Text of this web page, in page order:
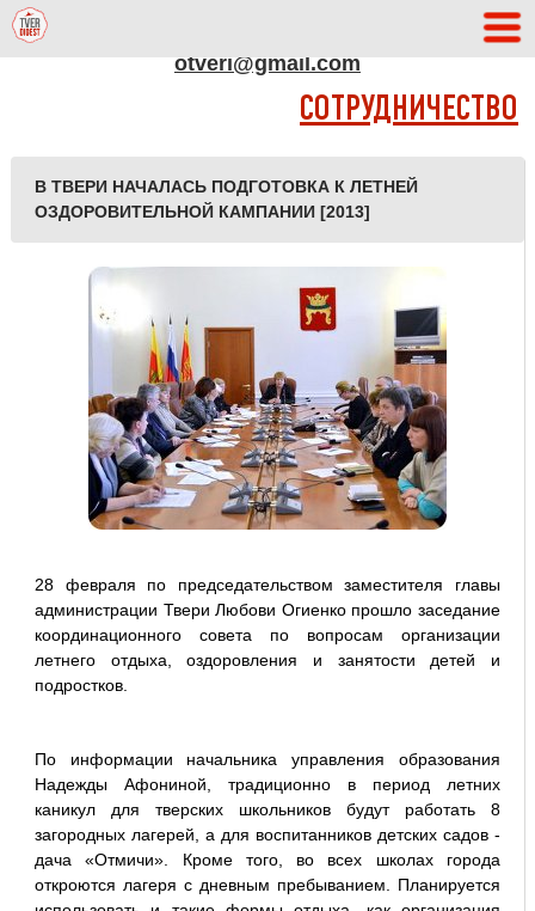
otveri@gmail.com
СОТРУДНИЧЕСТВО
В ТВЕРИ НАЧАЛАСЬ ПОДГОТОВКА К ЛЕТНЕЙ
ОЗДОРОВИТЕЛЬНОЙ КАМПАНИИ [2013]
28 февраля по председательством заместителя главы
администрации Твери Любови Огиенко прошло заседание
координационного совета по вопросам организации
летнего отдыха, оздоровления и занятости детей и
подростков.
По информации начальника управления образования
Надежды Афониной, традиционно в период летних
каникул для тверских школьников будут работать 8
загородных лагерей, а для воспитанников детских садов -
дача «Отмичи». Кроме того, во всех школах города
откроются лагеря с дневным пребыванием. Планируется